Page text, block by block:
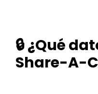
🔒 ¿Qué
Share-A-